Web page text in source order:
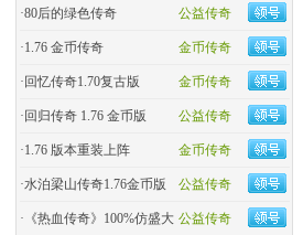
公益传奇
·80后的绿色传奇
金币传奇
·1.76 金币传奇
金币传奇
· 回忆传奇1.70复古版
公益传奇
· 回归传奇 1.76 金币版
金币传奇
·1.76 版本重装上阵
公益传奇
·水泊梁山传奇1.76金币版
公益传奇
· 《热血传奇》100%仿盛大